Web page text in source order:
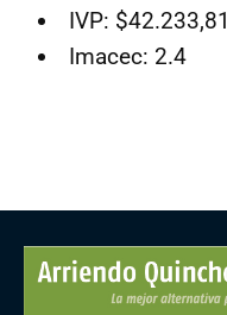
IVP: $42.233,81
Imacec: 2.4